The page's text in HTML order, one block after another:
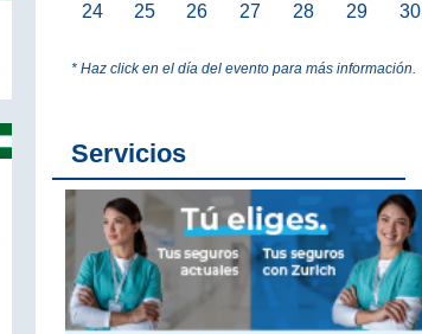
24 25 26 27 28 29 30
* Haz click en el día del evento para más información.
Servicios